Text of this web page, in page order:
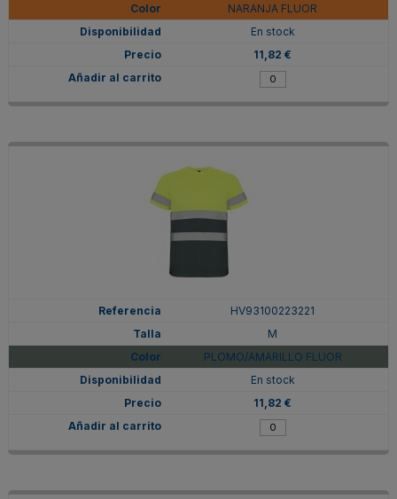
NARANJA FLUOR
En stock
11,82 €
HV93100223221
M
PLOMO/AMARILLO FLUOR
En stock
11,82 €